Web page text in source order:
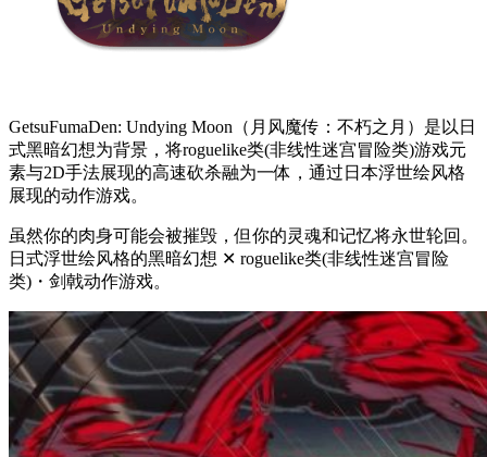
GetsuFumaDen: Undying Moon（月风魔传：不朽之月）是以日
式黑暗幻想为背景，将roguelike类(非线性迷宫冒险类)游戏元
素与2D手法展现的高速砍杀融为一体，通过日本浮世绘风格
展现的动作游戏。
虽然你的肉身可能会被摧毁，但你的灵魂和记忆将永世轮回。
日式浮世绘风格的黑暗幻想 ✕ roguelike类(非线性迷宫冒险
类)・剑戟动作游戏。